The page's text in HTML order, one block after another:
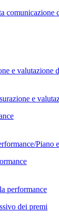
comunicazione
e valutazione
e
Piano
performance
dei premi